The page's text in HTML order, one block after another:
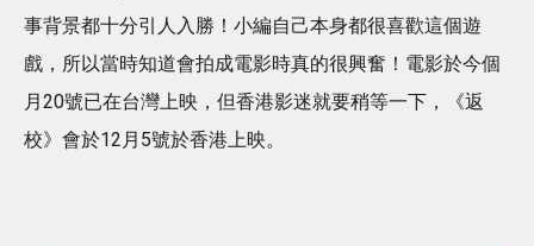
事背景都十分引人入勝！小編自己本身都很喜歡這個遊
戲，所以當時知道會拍成電影時真的很興奮！電影於今個
月20號已在台灣上映，但香港影迷就要稍等一下，《返
校》會於12月5號於香港上映。